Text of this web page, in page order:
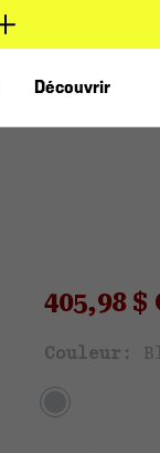
Découvrir
Sale
405,98
Couleur: